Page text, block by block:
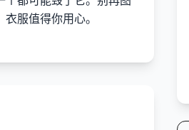
服值得你用心。